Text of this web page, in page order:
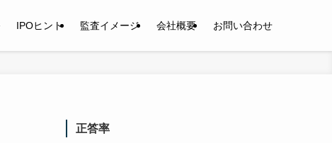
IPOヒント 監査イメージ 会社概要 お問い合わせ
正答率